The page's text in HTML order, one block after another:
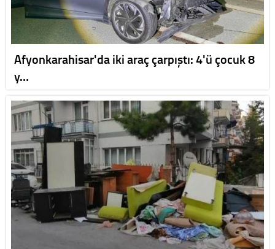
Afyonkarahisar'da iki araç çarpıştı: 4'ü çocuk 8
y…